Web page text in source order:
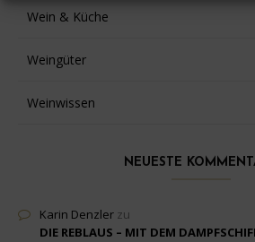
Wein & Küche
Weingüter
Weinwissen
NEUESTE
Karin Denzler zu
DIE REBLAUS – MIT DEM